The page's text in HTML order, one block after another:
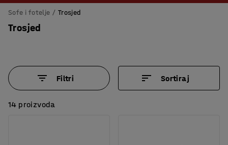
Sofe i fotelje Trosjed
Trosjed
Filtri Sortiraj
14 proizvoda